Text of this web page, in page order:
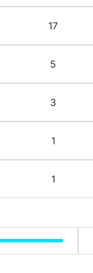
17
5
3
1
1